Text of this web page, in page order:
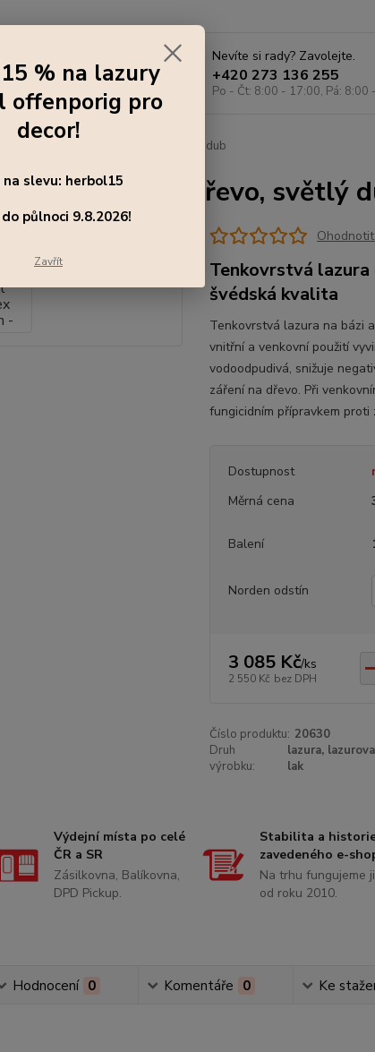
Hledat
Nevíte si rady? Zavolejte.
+420 273 136 255
Po - Čt: 8:00 - 17:00, Pá: 8:00
Norden - lazura na dřevo, světlý dub
- lazura na dřevo, světlý
Tenkovrstvá
švédská kvalita
Tenkovrstvá lazura na bázi
vnitřní a venkovní použití
vodoodpudivá, snižuje
záření na dřevo. Při
fungicidním přípravkem proti
Dostupnost
Měrná cena
Balení
Norden odstín
3 085 Kč/ks
2 550 Kč bez DPH
Číslo produktu: 20630
Druh
výrobku:
lazura,
lak
Výdejní místa po celé
ČR a SR
Zásilkovna, Balíkovna,
DPD Pickup.
Stabilita a
zavedeného e-
Na trhu fungujeme
od roku 2010.
Hodnocení 0 Komentáře 0 Ke
% na lazury
offenporig pro
decor!
na slevu: herbol15
půlnoci 9.8.2026!
Zavřít